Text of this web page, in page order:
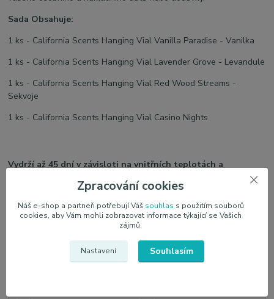
Sada Obsahuje:
1 ks - California Scents Hanging Vial Vanilla Paradise - Vanilka
1 ks - California Scents Hanging Vial Lavender Grove - Levandule
1 ks - California Scents Hanging Vial Red Wood Streams -
Sekvoje
1 ks - California Scents Hanging Vial Casino Nights
Vydrží až 45 dní v závisloti na vnitřních teplotách a
Zpracování cookies
Náš e-shop a partneři potřebují Váš souhlas s použitím souborů
cookies, aby Vám mohli zobrazovat informace týkající se Vašich
zájmů.
Nastavení Souhlasím